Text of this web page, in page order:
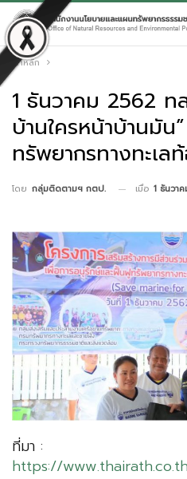
หน้าหลัก
1 ธันวาคม 2562 ท
บ้านใครหน้าบ้านมัน
ทรัพยากรทางทะเล
โดย กลุ่มติดตามฯ กตป. เมื่อ 1 ธันวา
ที่มา :
https://